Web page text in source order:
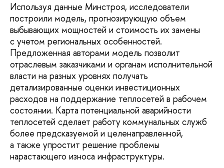
Используя данные Минстроя, исследователи
построили модель, прогнозирующую объем
выбывающих мощностей и стоимость их замены
с учетом региональных особенностей.
Предложенная авторами модель позволит
отраслевым заказчиками и органам исполнительной
власти на разных уровнях получать
детализированные оценки инвестиционных
расходов на поддержание теплосетей в рабочем
состоянии. Карта потенциальной аварийности
теплосетей сделает работу коммунальных служб
более предсказуемой и целенаправленной,
а также упростит решение проблемы
нарастающего износа инфраструктуры.